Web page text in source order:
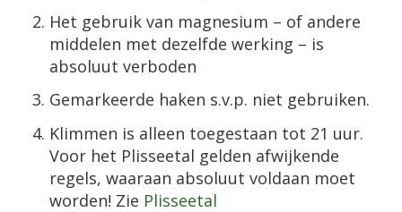
Het gebruik van magnesium – of andere
middelen met dezelfde werking – is
absoluut verboden
Gemarkeerde haken s.v.p. niet gebruiken.
Klimmen is alleen toegestaan tot 21 uur.
Voor het Plisseetal gelden afwijkende
regels, waaraan absoluut voldaan moet
worden! Zie Plisseetal